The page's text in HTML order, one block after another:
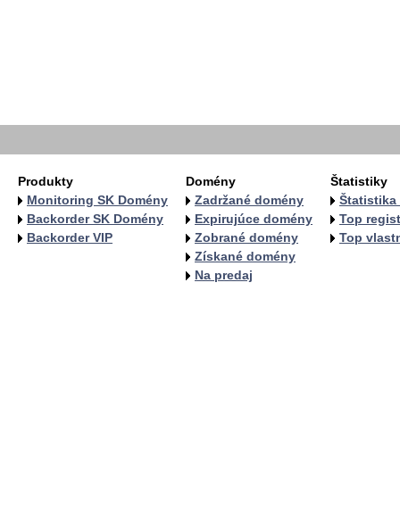
Produkty
Monitoring SK Domény
Backorder SK Domény
Backorder VIP
Domény
Zadržané domény
Expirujúce domény
Zobrané domény
Získané domény
Na predaj
Štatistiky
Štatistika
Top
Top